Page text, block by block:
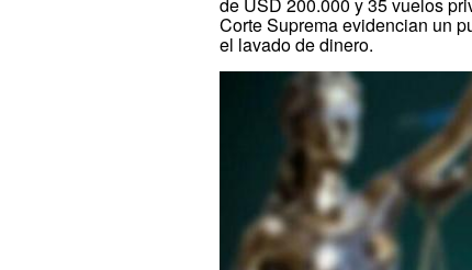
de USD 200.000 y 35 vuelos
Corte Suprema evidencian un
el lavado de dinero.